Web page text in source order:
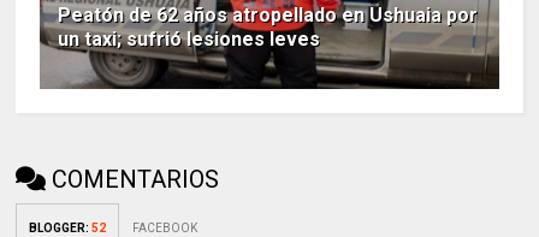
Peatón de 62 años atropellado en Ushuaia por
un taxi; sufrió lesiones leves
COMENTARIOS
BLOGGER:52 FACEBOOK